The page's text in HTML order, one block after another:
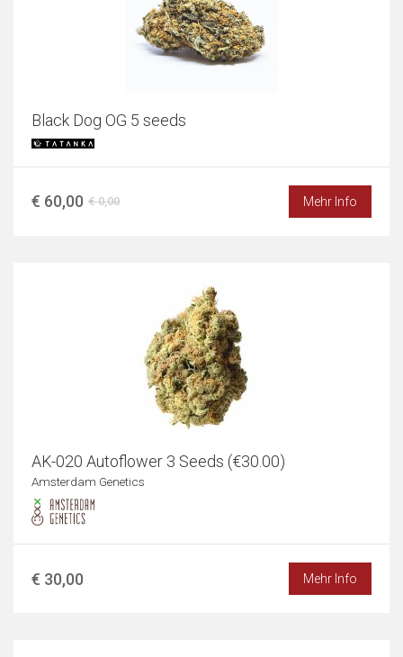
Black Dog OG 5 seeds
€ 60,00 € 0,00 Mehr Info
AK-020 Autoflower 3 Seeds (€30.00)
Amsterdam Genetics
€ 30,00 Mehr Info